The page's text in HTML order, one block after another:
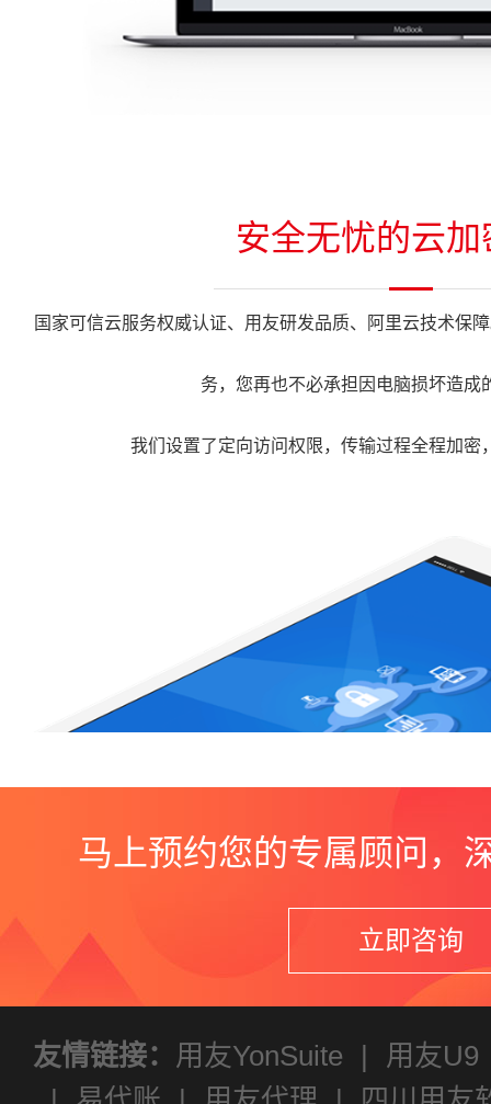
安全无忧的云
国家可信云服务权威认证、用友研发品质、阿里云技术保
务，您再也不必承担因电脑损坏造成
我们设置了定向访问权限，传输过程全程加密
马上预约您的专属顾问，
立即咨询
友情链接： 用友YonSuite |
用友U9